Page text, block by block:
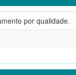
por qualidade.